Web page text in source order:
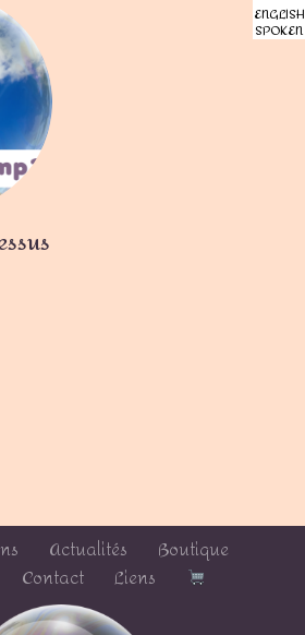
Actualités
Boutique
Contact Liens
ENGLISH
SPOKEN